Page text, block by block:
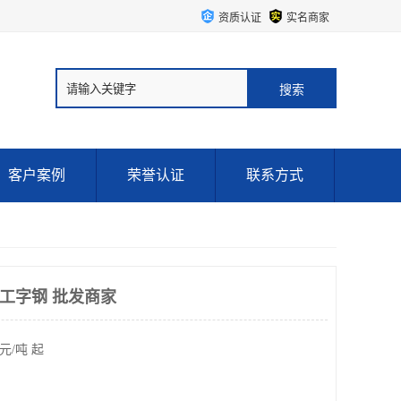
资质认证 实名商家
客户案例 荣誉认证 联系方式
字钢 批发商家
元/吨 起